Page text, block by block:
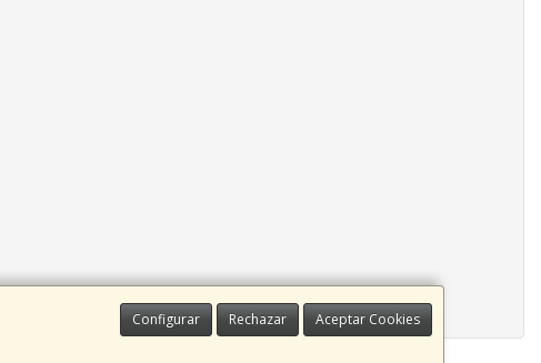
Configurar Rechazar Aceptar Cookies